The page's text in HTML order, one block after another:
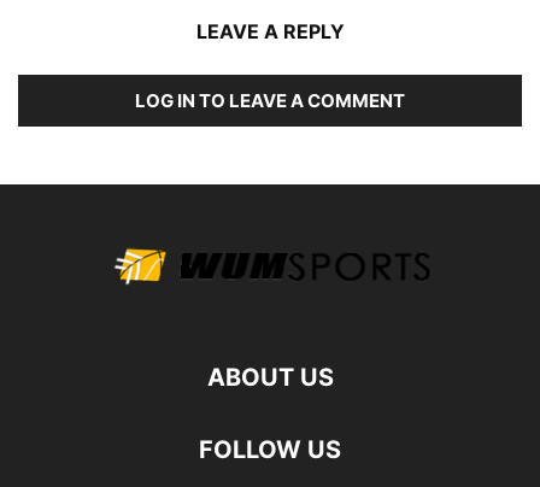
LEAVE A REPLY
LOG IN TO LEAVE A COMMENT
ABOUT US
FOLLOW US